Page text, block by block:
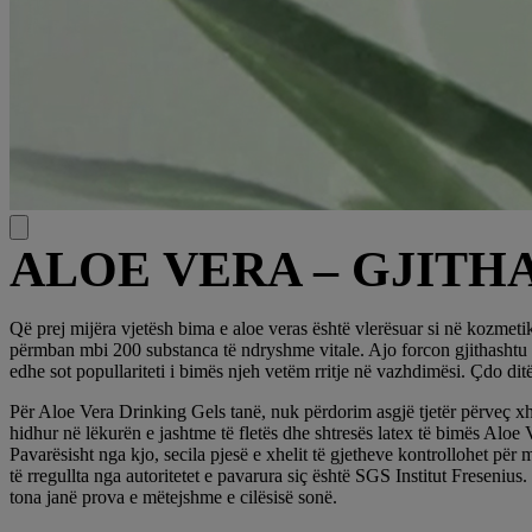
ALOE VERA –
Që prej mijëra vjetësh bima e aloe veras është vlerësuar si në
përmban mbi 200 substanca të ndryshme vitale. Ajo forcon
edhe sot popullariteti i bimës njeh vetëm rritje në vazhdimësi. Çdo
Për Aloe Vera Drinking Gels tanë, nuk përdorim asgjë tjetër përveç
hidhur në lëkurën e jashtme të fletës dhe shtresës latex të bimës
Pavarësisht nga kjo, secila pjesë e xhelit të gjetheve kontrollohet për
të rregullta nga autoritetet e pavarura siç është SGS Institut
tona janë prova e mëtejshme e cilësisë sonë.